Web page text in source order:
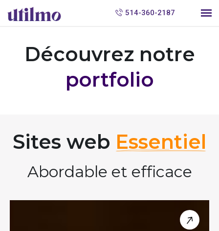
514-360-2187
Découvrez notre
portfolio
Sites web Essentiel
Abordable et efficace